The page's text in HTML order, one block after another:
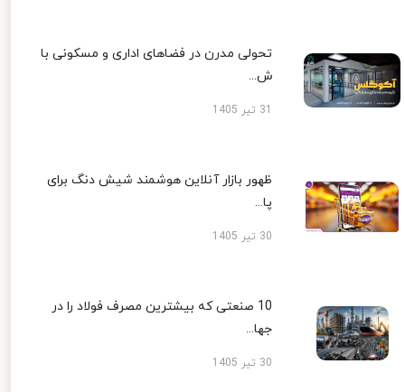
تحولی مدرن در فضاهای اداری و مسکونی با
ش...
ظهور بازار آنلاین هوشمند شیش دنگ برای
پا...
30 تیر 1405
10 صنعتی که بیشترین مصرف فولاد را در
جها...
30 تیر 1405